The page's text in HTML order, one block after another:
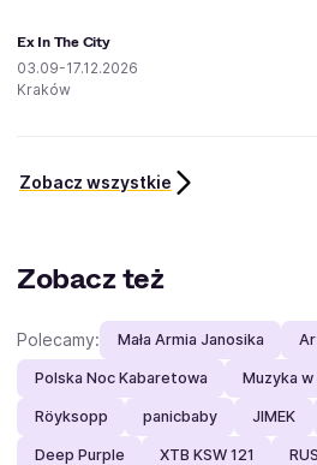
Ex In The City
03.09-17.12.2026
Kraków
Zobacz wszystkie
Zobacz też
Polecamy: Mała Armia Janosika
Polska Noc Kabaretowa Muzyka w
Röyksopp panicbaby JIMEK
Deep Purple XTB KSW 121